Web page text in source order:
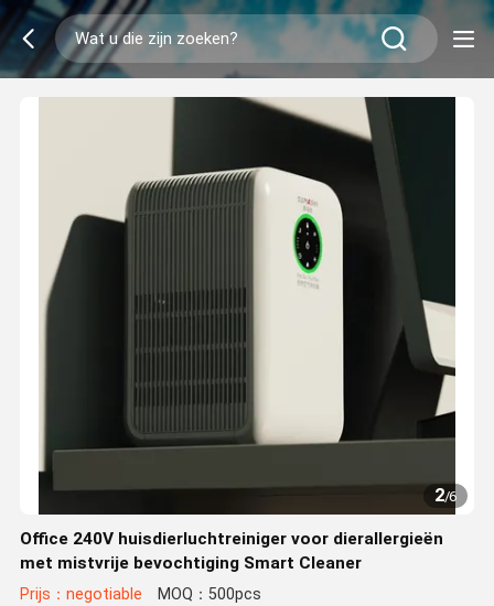
2/6
Office 240V huisdierluchtreiniger voor dierallergieën
met mistvrije bevochtiging Smart Cleaner
Prijs：negotiable MOQ：500pcs